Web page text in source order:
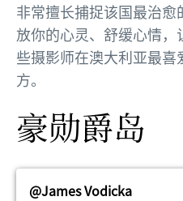
非常擅长捕捉该国最治
放你的心灵、舒缓心情
些摄影师在澳大利亚最
方。
豪勋爵岛
@James Vodicka